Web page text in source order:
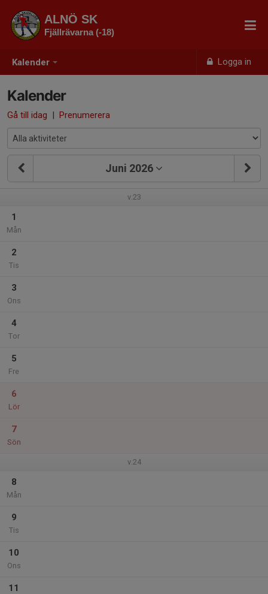
Kalender Logga in
ALNÖ SK
Fjällrävarna (-18)
Kalender
Gå till idag | Prenumerera
Juni 2026
v.23
1
Mån
2
Tis
3
Ons
4
Tor
5
Fre
6
Lör
7
Sön
v.24
8
Mån
9
Tis
10
Ons
11